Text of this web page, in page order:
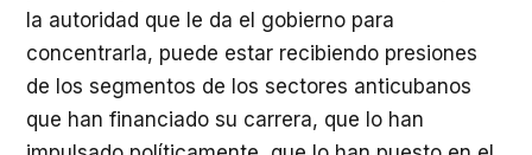
la autoridad que le da el gobierno para
concentrarla, puede estar recibiendo presiones
de los segmentos de los sectores anticubanos
que han financiado su carrera, que lo han